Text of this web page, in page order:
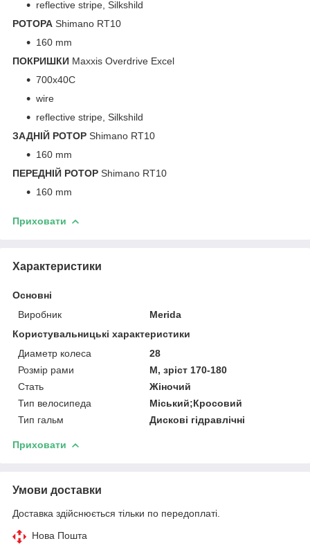
reflective stripe, Silkshild
РОТОРА Shimano RT10
160 mm
ПОКРИШКИ Maxxis Overdrive Excel
700x40C
wire
reflective stripe, Silkshild
ЗАДНІЙ РОТОР Shimano RT10
160 mm
ПЕРЕДНІЙ РОТОР Shimano RT10
160 mm
Приховати
Характеристики
Основні
Виробник
Merida
Користувальницькі характеристики
Диаметр колеса
28
Розмір рами
M, зріст 170-180
Стать
Жіночий
Тип велосипеда
Міський;Кросовий
Тип гальм
Дискові гідравлічні
Приховати
Умови доставки
Доставка здійснюється тільки по передоплаті.
Нова Пошта